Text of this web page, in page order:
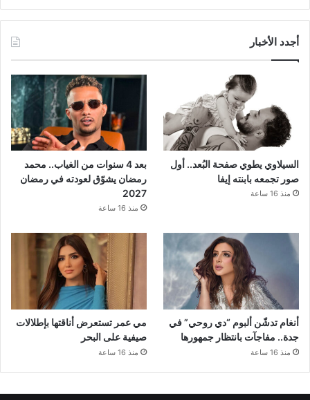
أجدد الأخبار
السيلاوي يطوي صفحة البُعد.. أول
صور تجمعه بابنته إيفا
منذ 16 ساعة
بعد 4 سنوات من الغياب.. محمد
رمضان يشوّق لعودته في رمضان
2027
منذ 16 ساعة
أنغام تدشّن ألبوم “دي روحي” في
جدة.. مفاجآت بانتظار جمهورها
منذ 16 ساعة
مي عمر تستعرض أناقتها بإطلالات
صيفية على البحر
منذ 16 ساعة